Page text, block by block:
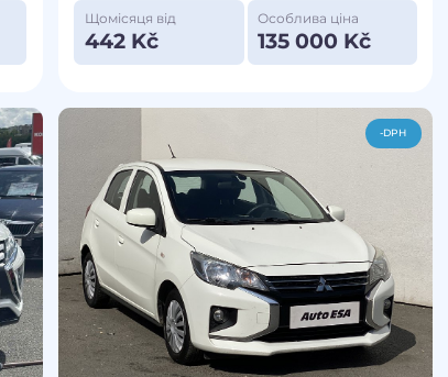
Щомісяця від
442 Kč
Особлива ціна
135 000 Kč
-DPH